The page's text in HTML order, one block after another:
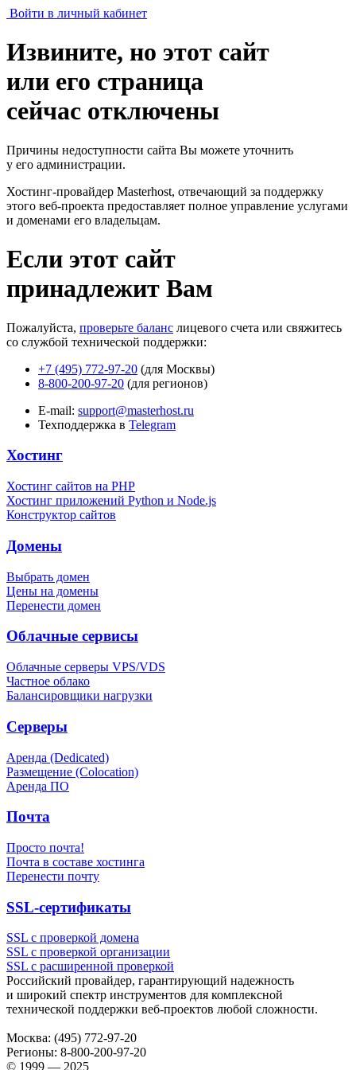
Войти в личный кабинет
Извините, но этот сайт
или его страница
сейчас отключены
Причины недоступности сайта Вы можете уточнить
у его администрации.
Хостинг-провайдер Masterhost, отвечающий за поддержку
этого веб-проекта предоставляет полное управление услугами
и доменами его владельцам.
Если этот сайт
принадлежит Вам
Пожалуйста, проверьте баланс лицевого счета или свяжитесь
со службой технической поддержки:
+7 (495) 772-97-20 (для Москвы)
8-800-200-97-20 (для регионов)
E-mail: support@masterhost.ru
Техподдержка в Telegram
Хостинг
Хостинг сайтов на PHP
Хостинг приложений Python и Node.js
Конструктор сайтов
Домены
Выбрать домен
Цены на домены
Перенести домен
Облачные сервисы
Облачные серверы VPS/VDS
Частное облако
Балансировщики нагрузки
Серверы
Аренда (Dedicated)
Размещение (Colocation)
Аренда ПО
Почта
Просто почта!
Почта в составе хостинга
Перенести почту
SSL-сертификаты
SSL с проверкой домена
SSL с проверкой организации
SSL с расширенной проверкой
Российский провайдер, гарантирующий надежность
и широкий спектр инструментов для комплексной
технической поддержки веб-проектов любой сложности.
Москва: (495) 772-97-20
Регионы: 8-800-200-97-20
© 1999 — 2025